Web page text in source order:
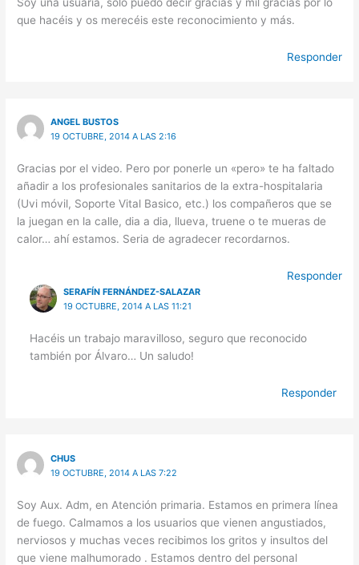
que hacéis y os merecéis este reconocimiento y más.
Responder
ANGEL BUSTOS
19 OCTUBRE, 2014 A LAS 2:16
Gracias por el video. Pero por ponerle un «pero» te ha faltado
añadir a los profesionales sanitarios de la extra-hospitalaria
(Uvi móvil, Soporte Vital Basico, etc.) los compañeros que se
la juegan en la calle, dia a dia, llueva, truene o te mueras de
calor… ahí estamos. Seria de agradecer recordarnos.
Responder
SERAFÍN FERNÁNDEZ-SALAZAR
19 OCTUBRE, 2014 A LAS 11:21
Hacéis un trabajo maravilloso, seguro que reconocido
también por Álvaro… Un saludo!
Responder
CHUS
19 OCTUBRE, 2014 A LAS 7:22
Soy Aux. Adm, en Atención primaria. Estamos en primera línea
de fuego. Calmamos a los usuarios que vienen angustiados,
nerviosos y muchas veces recibimos los gritos y insultos del
que viene malhumorado . Estamos dentro del personal